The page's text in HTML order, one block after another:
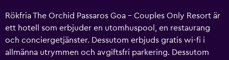
Rökfria The Orchid Passaros Goa - Couples Only Resort är
ett hotell som erbjuder en utomhuspool, en restaurang
och conciergetjänster. Dessutom erbjuds gratis wi-fi i
allmänna utrymmen och avgiftsfri parkering. Dessutom